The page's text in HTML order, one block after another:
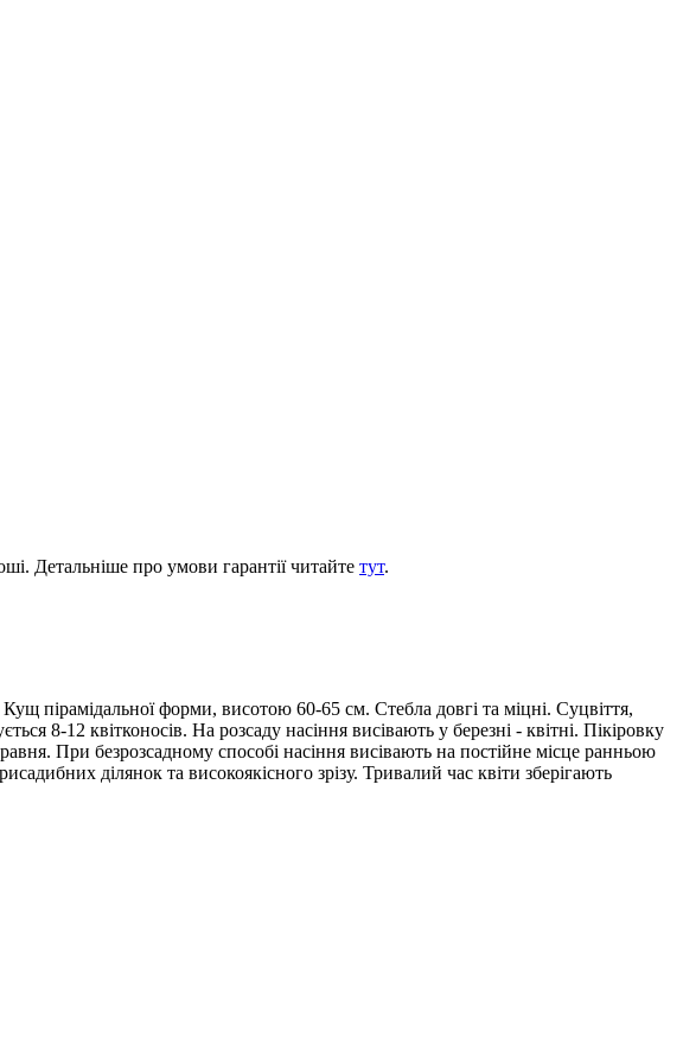
Детальніше про умови гарантії читайте тут.
пірамідальної форми, висотою 60-65 см. Стебла довгі та міцні. Суцвіття,
8-12 квітконосів. На розсаду насіння висівають у березні - квітні. Пікіровку
При безрозсадному способі насіння висівають на постійне місце ранньою
ділянок та високоякісного зрізу. Тривалий час квіти зберігають